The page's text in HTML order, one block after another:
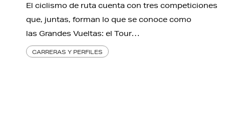
El ciclismo de ruta cuenta con tres competiciones
que, juntas, forman lo que se conoce como
las Grandes Vueltas: el Tour…
CARRERAS Y PERFILES